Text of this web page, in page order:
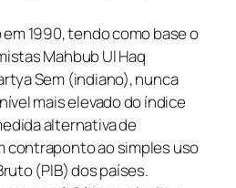
1990, tendo como base o
Mahbub Ul Haq
Sem (indiano), nunca
mais elevado do índice
alternativa de
contraponto ao simples uso
(PIB) dos países.